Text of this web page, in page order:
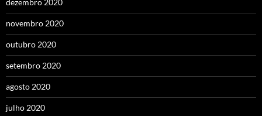
novembro 2020
outubro 2020
setembro 2020
agosto 2020
julho 2020